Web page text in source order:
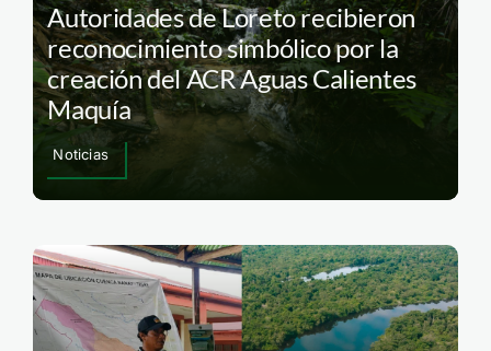
Autoridades de Loreto recibieron
reconocimiento simbólico por la
creación del ACR Aguas Calientes
Maquía
Noticias